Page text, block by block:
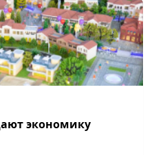
экономику